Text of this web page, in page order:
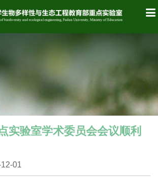
实验室学术委员会会议顺利
01